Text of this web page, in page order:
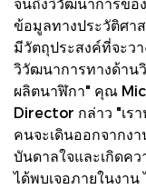
ข้อมูลทางประวัติศา
มีวัตถุประสงค์ที่จะว
วิวัฒนาการทางด้าน
ผลิตนาฬิกา" คุณ
Director กล่าว "เร
คนจะเดินออกจากง
บันดาลใจและเกิดค
ได้พบเจอภายในงา